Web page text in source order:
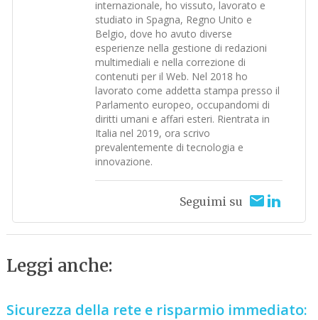
internazionale, ho vissuto, lavorato e
studiato in Spagna, Regno Unito e
Belgio, dove ho avuto diverse
esperienze nella gestione di redazioni
multimediali e nella correzione di
contenuti per il Web. Nel 2018 ho
lavorato come addetta stampa presso il
Parlamento europeo, occupandomi di
diritti umani e affari esteri. Rientrata in
Italia nel 2019, ora scrivo
prevalentemente di tecnologia e
innovazione.
Seguimi su
Leggi anche:
Sicurezza della rete e risparmio immediato: